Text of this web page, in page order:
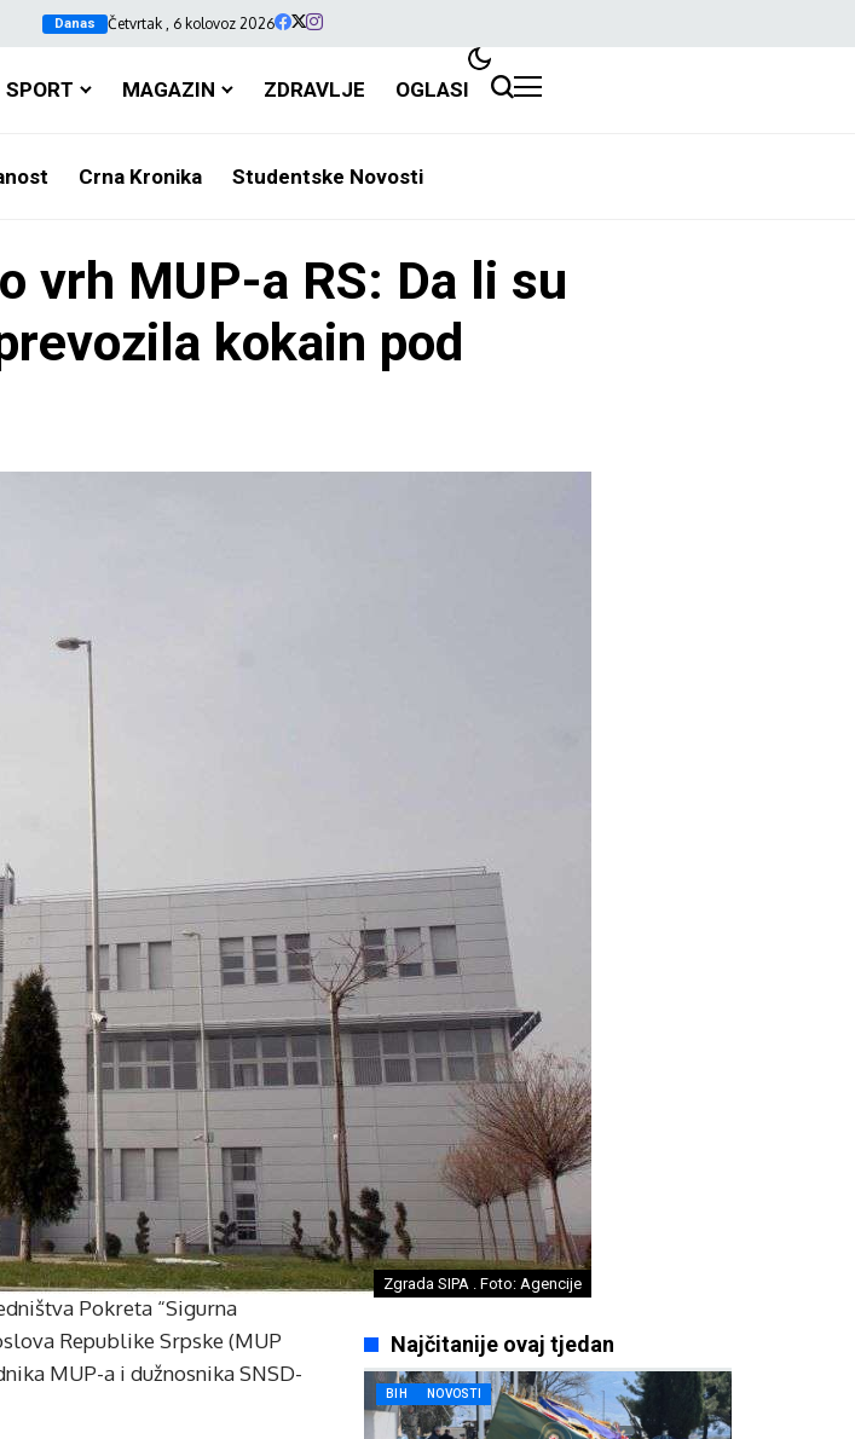
Danas Četvrtak , 6 kolovoz 2026
SPORT MAGAZIN ZDRAVLJE OGLASI
Crna Kronika Studentske Novosti
vrh MUP-a RS: Da li su
kokain pod
Zgrada SIPA . Foto: Agencije
Pokreta “Sigurna
Republike Srpske (MUP
MUP-a i dužnosnika SNSD-
Najčitanije ovaj tjedan
BIH NOVOSTI